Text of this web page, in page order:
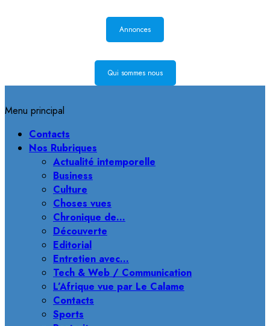
Annonces
Qui sommes nous
Menu principal
Contacts
Nos Rubriques
Actualité intemporelle
Business
Culture
Choses vues
Chronique de…
Découverte
Editorial
Entretien avec…
Tech & Web / Communication
L’Afrique vue par Le Calame
Contacts
Sports